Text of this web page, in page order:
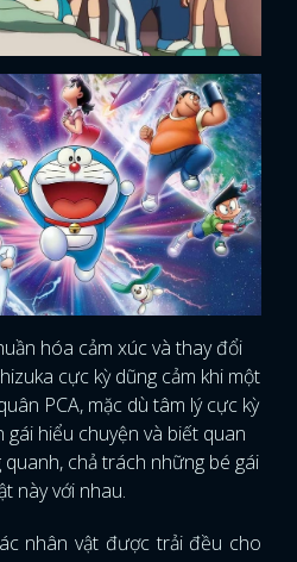
hóa cảm xúc và thay đổi
cực kỳ dũng cảm khi một
PCA, mặc dù tâm lý cực kỳ
hiểu chuyện và biết quan
chả trách những bé gái
này với nhau.
nhân vật được trải đều cho